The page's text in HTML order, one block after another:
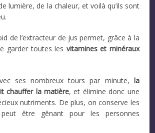
lumière, de la chaleur, et voilà qu’ils sont
de l’extracteur de jus permet, grâce à la
garder toutes les vitamines et minéraux
ses nombreux tours par minute, la
chauffer la matière, et élimine donc une
nutriments. De plus, on conserve les
être gênant pour les personnes